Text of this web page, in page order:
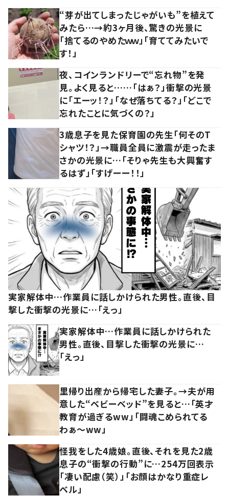
“芽が出てしまったじゃがいも”を植えて
みたら…→約3ヶ月後、驚きの光景に
「捨てるのやめたｗｗ」「育ててみたいで
す！」
夜、コインランドリーで“忘れ物”を発
見。よく見ると……「はぁ？」衝撃の光景
に「エーッ！？」「なぜ落ちてる？」「どこで
忘れたことに気づくの？」
3歳息子を見た保育園の先生「何そのT
シャツ！？」→職員全員に激震が走ったま
さかの光景に…「そりゃ先生も大興奮す
るはず」「すげーー！！」
実家解体中…作業員に話しかけられた男性。直後、目
撃した衝撃の光景に…「えっ」
実家解体中…作業員に話しかけられた
男性。直後、目撃した衝撃の光景に…
「えっ」
里帰り出産から帰宅した妻子。→夫が用
意した“ベビーベッド”を見ると…「英才
教育が過ぎるww」「闘魂こめられてる
わぁ～ww」
怪我をした4歳娘。直後、それを見た2歳
息子の“衝撃の行動”に…254万回表示
「凄い配慮（笑）」「お顔はかなり重症レ
ベル」